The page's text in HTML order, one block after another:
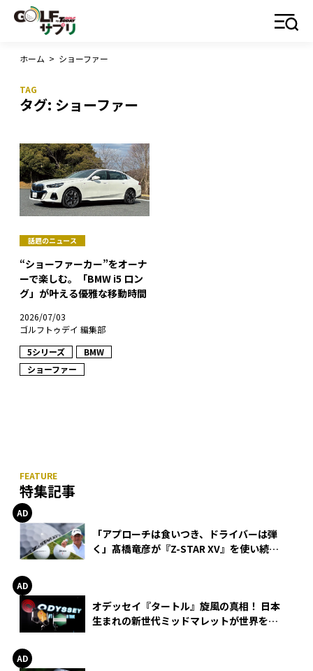
ホーム > ショーファー
タグ: ショーファー
話題のニュース
“ショーファーカー”をオーナ
ーで楽しむ。「BMW i5 ロン
グ」が叶える優雅な移動時間
2026/07/03
ゴルフトゥデイ 編集部
5シリーズ
BMW
ショーファー
特集記事
「アプローチは食いつき、ドライバーは弾
く」髙橋竜彦が『Z-STAR XV』を使い続け
オデッセイ『タートル』旋風の真相！ 日本
生まれの新世代ミッドマレットが世界を席